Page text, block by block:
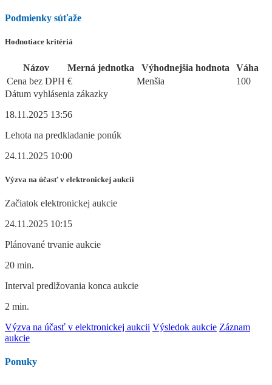
Podmienky súťaže
Hodnotiace kritériá
Názov Merná jednotka Výhodnejšia hodnota
Váha
Cena bez DPH € Menšia
100
Dátum vyhlásenia zákazky
18.11.2025 13:56
Lehota na predkladanie ponúk
24.11.2025 10:00
Výzva na účasť v elektronickej aukcii
Začiatok elektronickej aukcie
24.11.2025 10:15
Plánované trvanie aukcie
20 min.
Interval predlžovania konca aukcie
2 min.
Výzva na účasť v elektronickej aukcii Výsledok aukcie Záznam
aukcie
Ponuky